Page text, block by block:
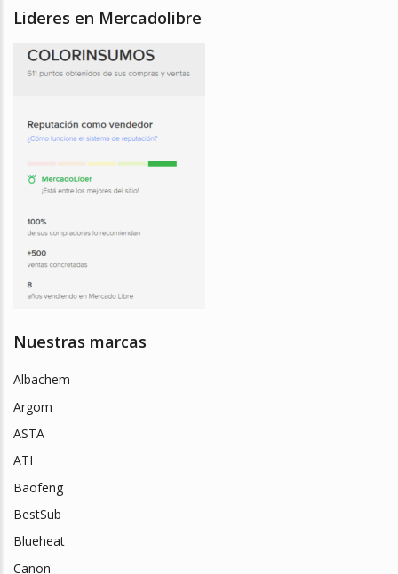
Lideres en Mercadolibre
Nuestras marcas
Albachem
Argom
ASTA
ATI
Baofeng
BestSub
Blueheat
Canon